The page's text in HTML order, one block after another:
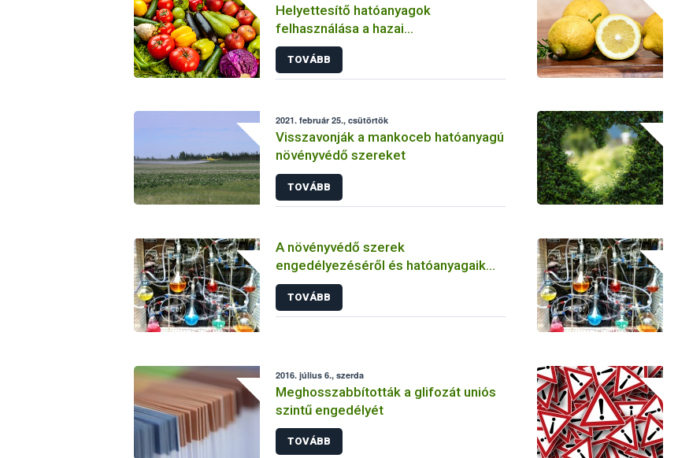
Helyettesítő hatóanyagok
felhasználása a hazai
növényvédelemben
TOVÁBB
2021. február 25., csütörtök
Visszavonják a mankoceb hatóanyagú
növényvédő szereket
TOVÁBB
A növényvédő szerek
engedélyezéséről és hatóanyagaik
vizsgálatáról
TOVÁBB
2016. július 6., szerda
Meghosszabbították a glifozát uniós
szintű engedélyét
TOVÁBB